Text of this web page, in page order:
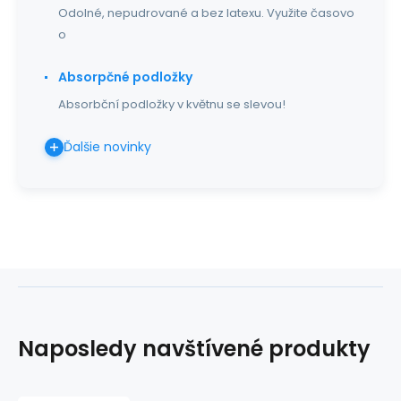
Odolné, nepudrované a bez latexu. Využite časovo
o
Absorpčné podložky
Absorbční podložky v květnu se slevou!
Ďalšie novinky
Naposledy navštívené produkty